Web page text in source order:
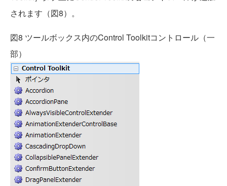
されます（図8）。
図8 ツールボックス内のControl Toolkitコントロール（一
部）